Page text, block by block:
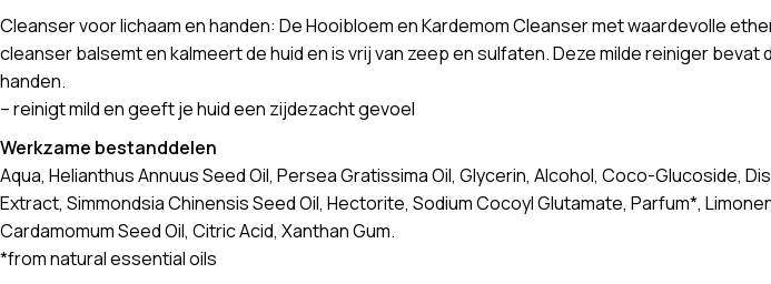
Cleanser voor lichaam en handen: De Hooibloem en Kardemom Cleanser met waardevolle
cleanser balsemt en kalmeert de huid en is vrij van zeep en sulfaten. Deze milde reiniger
handen.
– reinigt mild en geeft je huid een zijdezacht gevoel
Werkzame bestanddelen
Aqua, Helianthus Annuus Seed Oil, Persea Gratissima Oil, Glycerin, Alcohol, Coco-Glucoside,
Extract, Simmondsia Chinensis Seed Oil, Hectorite, Sodium Cocoyl Glutamate, Parfum*,
Cardamomum Seed Oil, Citric Acid, Xanthan Gum.
*from natural essential oils